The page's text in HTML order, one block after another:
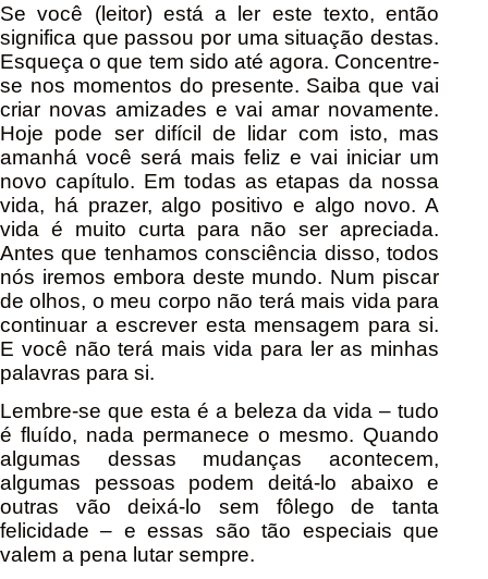
Se você (leitor) está a ler este texto, então
significa que passou por uma situação destas.
Esqueça o que tem sido até agora. Concentre-
se nos momentos do presente. Saiba que vai
criar novas amizades e vai amar novamente.
Hoje pode ser difícil de lidar com isto, mas
amanhá você será mais feliz e vai iniciar um
novo capítulo. Em todas as etapas da nossa
vida, há prazer, algo positivo e algo novo. A
vida é muito curta para não ser apreciada.
Antes que tenhamos consciência disso, todos
nós iremos embora deste mundo. Num piscar
de olhos, o meu corpo não terá mais vida para
continuar a escrever esta mensagem para si.
E você não terá mais vida para ler as minhas
palavras para si.
Lembre-se que esta é a beleza da vida – tudo
é fluído, nada permanece o mesmo. Quando
algumas dessas mudanças acontecem,
algumas pessoas podem deitá-lo abaixo e
outras vão deixá-lo sem fôlego de tanta
felicidade – e essas são tão especiais que
valem a pena lutar sempre.